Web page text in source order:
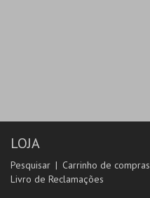
LOJA
Pesquisar Carrinho de compras
Livro de Reclamações